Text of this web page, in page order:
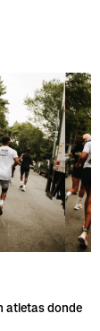
atletas donde